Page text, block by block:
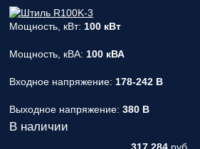
Мощность, кВт: 100 кВт
Мощность, кВА: 100 кВА
Входное напряжение: 178-242 В
Выходное напряжение: 380 В
В наличии